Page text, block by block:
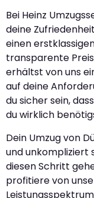
Bei Heinz
deine
einen
transparente
erhältst von uns
auf deine
du sicher sein,
du wirklich
Dein Umzug von
und unkompliziert
diesen Schritt
profitiere von